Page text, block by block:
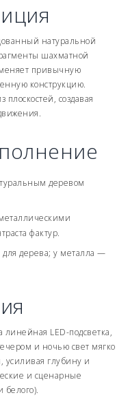
натуральной
шахматной
привычную
конструкцию.
создавая
деревом
фактур.
дерева; у металла —
LED-подсветка,
и ночью свет мягко
усиливая глубину и
и сценарные